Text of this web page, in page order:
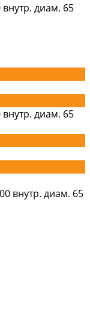
диам. 65
диам. 65